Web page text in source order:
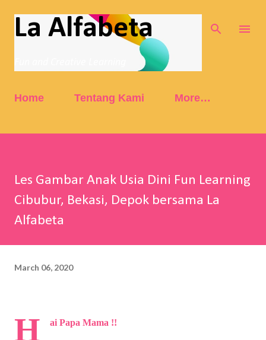
Skip to main content
La Alfabeta
Home Tentang Kami More…
Les Gambar Anak Usia Dini Fun Learning
Cibubur, Bekasi, Depok bersama La
Alfabeta
March 06, 2020
H ai Papa Mama !!